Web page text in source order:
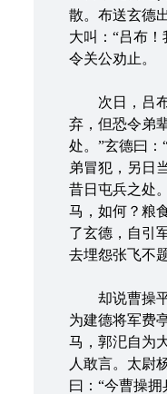
散。布送玄德
大叫：“吕布
令关公劝止。
次日，吕布
弃，但恐令弟
处。”玄德曰
弟冒犯，另日
昔日屯兵之处
马，如何？粮
了玄德，自引
去埋怨张飞不题
却说曹操平
为建德将军费
马，郭汜自为
人敢言。太尉
曰：“今曹操